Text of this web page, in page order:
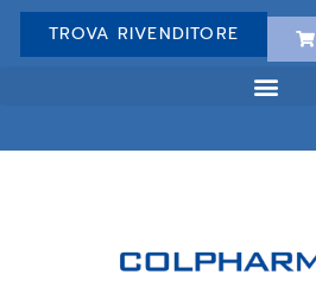
TROVA RIVENDITORE